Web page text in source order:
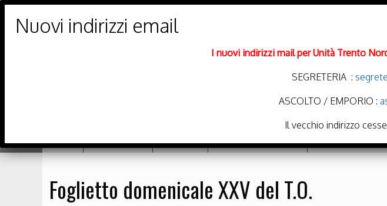
Trento Nord
Foglietto domenicale XXV del T.O.
I nuovi indirizzi mail per Unità Trento
SEGRETERIA :
ASCOLTO / EMPORIO :
Il vecchio indirizzo